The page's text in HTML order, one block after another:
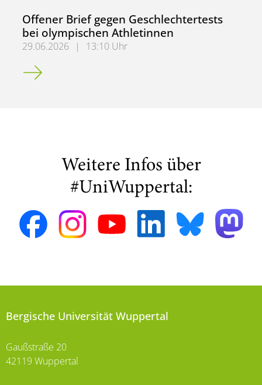
Offener Brief gegen Geschlechtertests
bei olympischen Athletinnen
29.06.2026 |
13:10 Uhr
Offener Brief gegen Geschlechtertests bei olympischen
Weitere Infos über
#UniWuppertal:
Bergische Universität Wuppertal
Gaußstraße 20
42119 Wuppertal